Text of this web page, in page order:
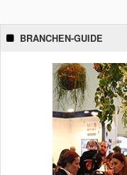
BRANCHEN-GUIDE